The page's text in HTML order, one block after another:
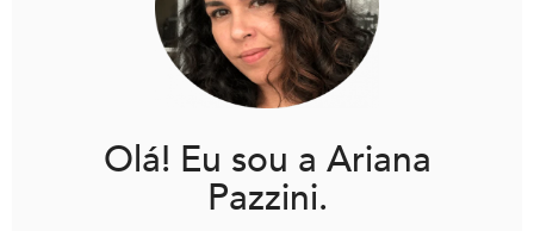
Olá! Eu sou a Ariana
Pazzini.